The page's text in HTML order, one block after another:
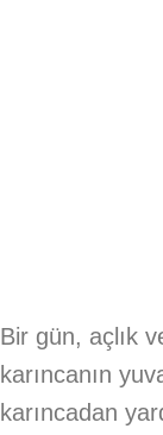
Bir gün, açlık
karıncanın
karıncadan